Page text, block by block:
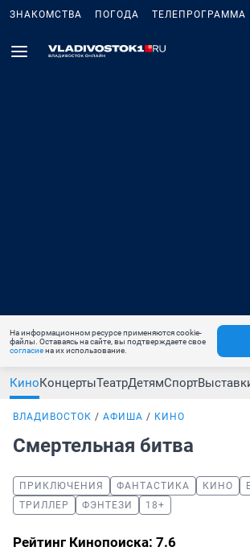
ЗНАКОМСТВА ПОГОДА ТЕЛЕПРОГРАММА
На информационном ресурсе применяются cookie-
файлы. Оставаясь на сайте, вы подтверждаете свое
согласиена их использование.
КиноКонцертыТеатрДетямСпорт
ВЛАДИВОСТОК АФИША КИНО
Смертельная битва
ПРИКЛЮЧЕНИЯ ФАНТАСТИКА КИНО
ТРИЛЛЕР
ФЭНТЕЗИ 18+
Рейтинг Кинопоиска: 7.6